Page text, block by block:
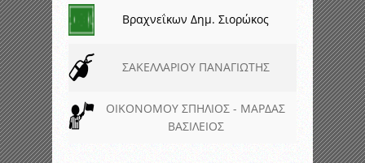
Βραχνεΐκων Δημ. Σιορώκος
ΣΑΚΕΛΛΑΡΙΟΥ ΠΑΝΑΓΙΩΤΗΣ
ΟΙΚΟΝΟΜΟΥ ΣΠΗΛΙΟΣ - ΜΑΡΔΑΣ
ΒΑΣΙΛΕΙΟΣ